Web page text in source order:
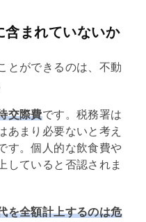
含まれていないか
とができるのは、不動
交際費です。税務署は
あまり必要ないと考え
す。個人的な飲食費や
していると否認されま
を全額計上するのは危